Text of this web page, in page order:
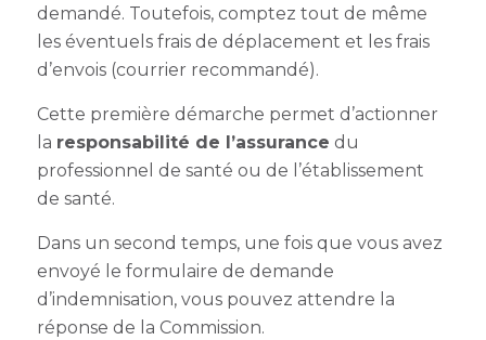
demandé. Toutefois, comptez tout de même
les éventuels frais de déplacement et les frais
d’envois (courrier recommandé).
Cette première démarche permet d’actionner
la responsabilité de l’assurance du
professionnel de santé ou de l’établissement
de santé.
Dans un second temps, une fois que vous avez
envoyé le formulaire de demande
d’indemnisation, vous pouvez attendre la
réponse de la Commission.